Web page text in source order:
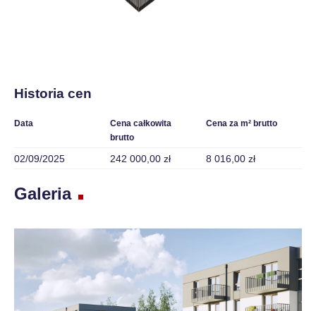
Historia cen
Data
Cena całkowita
brutto
Cena za m² brutto
02/09/2025 242 000,00 zł 8 016,00 zł
Galeria